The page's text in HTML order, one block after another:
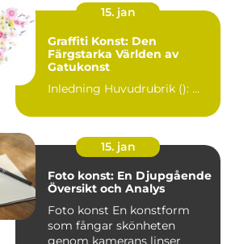
15. jan
Graffiti Konst: Den
Färgstarka Världen av
Gatukonst
Inledning Huvudrubrik (): ...
15. jan
Foto konst: En Djupgående
Översikt och Analys
Foto konst En konstform
som fångar skönheten
genom kamerans linser